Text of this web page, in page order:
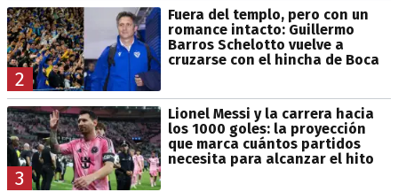
2
Fuera del templo, pero con un
romance intacto: Guillermo
Barros Schelotto vuelve a
cruzarse con el hincha de Boca
3
Lionel Messi y la carrera hacia
los 1000 goles: la proyección
que marca cuántos partidos
necesita para alcanzar el hito